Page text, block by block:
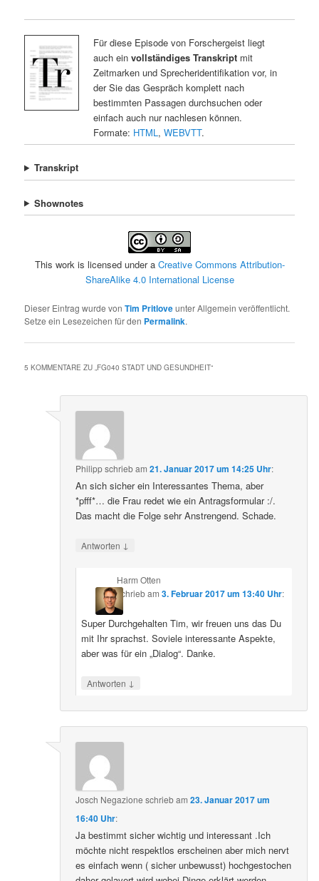
Für diese Episode von Forschergeist liegt
auch ein vollständiges Transkriptmit
Zeitmarken und Sprecheridentifikation vor, in
der Sie das Gespräch komplett nach
bestimmten Passagen durchsuchen oder
einfach auch nur nachlesen können.
Formate: HTML , WEBVTT.
Transkript
Shownotes
This work is licensed under a Creative Commons Attribution-
ShareAlike 4.0 International License
Dieser Eintrag wurde vonTim Pritloveunter Allgemein veröffentlicht.
Setze ein Lesezeichen für den Permalink.
5 KOMMENTARE ZU „FG040 STADT UND GESUNDHEIT“
Philippschriebam21. Januar 2017 um 14:25 Uhr:
An sich sicher ein Interessantes Thema, aber
*pfff*… die Frau redet wie ein Antragsformular :/.
Das macht die Folge sehr Anstrengend. Schade.
Antworten ↓
Harm Otten
schriebam 3. Februar 2017 um 13:40 Uhr:
Super Durchgehalten Tim, wir freuen uns das Du
mit Ihr sprachst. Soviele interessante Aspekte,
aber was für ein „Dialog“. Danke.
Antworten ↓
Josch Negazione schriebam23. Januar 2017 um
16:40 Uhr:
Ja bestimmt sicher wichtig und interessant .Ich
möchte nicht respektlos erscheinen aber mich nervt
es einfach wenn ( sicher unbewusst) hochgestochen